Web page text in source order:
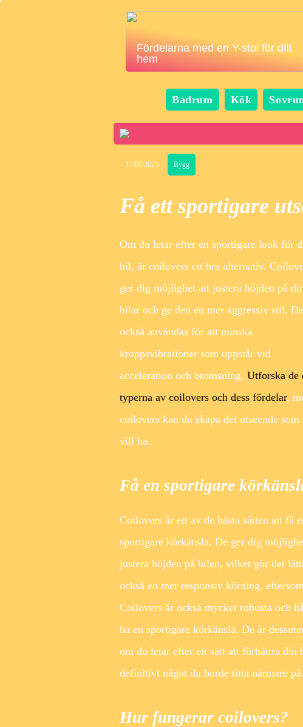
Fördelarna med en Y-stol för ditt
hem
Badrum Kök
17/05/2023 Bygg
Få ett sportigare
Om du letar efter en sportigare look för
bil, är coilovers ett bra alternativ.
ger dig möjlighet att justera höjden på
bilar och ge den en mer aggressiv stil.
också användas för att minska
kroppsvibrationer som uppstår vid
acceleration och bromsning. Utforska de
typerna av coilovers och dess fördelar,
coilovers kan du skapa det utseende som
vill ha.
Få en sportigare
Coilovers är ett av de bästa sätten att få
sportigare körkänsla. De ger dig
justera höjden på bilen, vilket gör det
också en mer responsiv körning,
Coilovers är också mycket robusta och
ha en sportigare körkänsla. De är
om du letar efter ett sätt att förbättra din
definitivt något du borde titta närmare på.
Hur fungerar coilovers?